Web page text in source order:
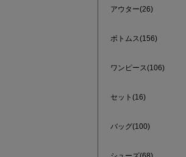
アウター(26)
ボトムス(156)
ワンピース(106)
セット(16)
バッグ(100)